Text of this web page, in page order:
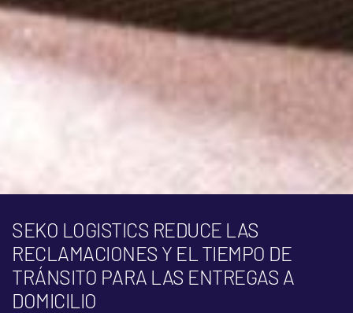
SEKO LOGISTICS REDUCE LAS
RECLAMACIONES Y EL TIEMPO DE
TRÁNSITO PARA LAS ENTREGAS A
DOMICILIO